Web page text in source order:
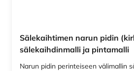
Sälekaihtimen narun pidin
sälekaihdinmalli ja pintamalli
Narun pidin perinteiseen välimallin